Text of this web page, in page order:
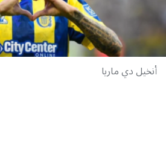
أنخيل دي ماريا